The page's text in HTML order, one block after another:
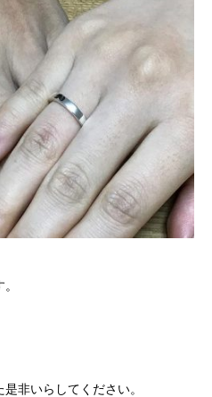
非いらしてください。